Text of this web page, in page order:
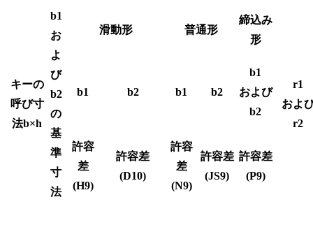
キーの
呼び寸
法b×h
b1
お
よ
び
b2
の
基
準
寸
法
滑動形 普通形
締込み
形
r1
およ
r2
b1 b2 b1 b2
b1
および
b2
許容
差
(H9)
許容差
(D10)
許容
差
(N9)
許容差
(JS9)
許容差
(P9)